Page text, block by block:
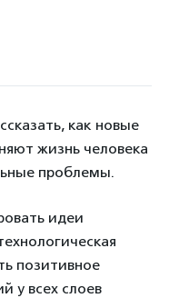
как новые
жизнь человека
проблемы.
идеи
позитивное
у всех слоев